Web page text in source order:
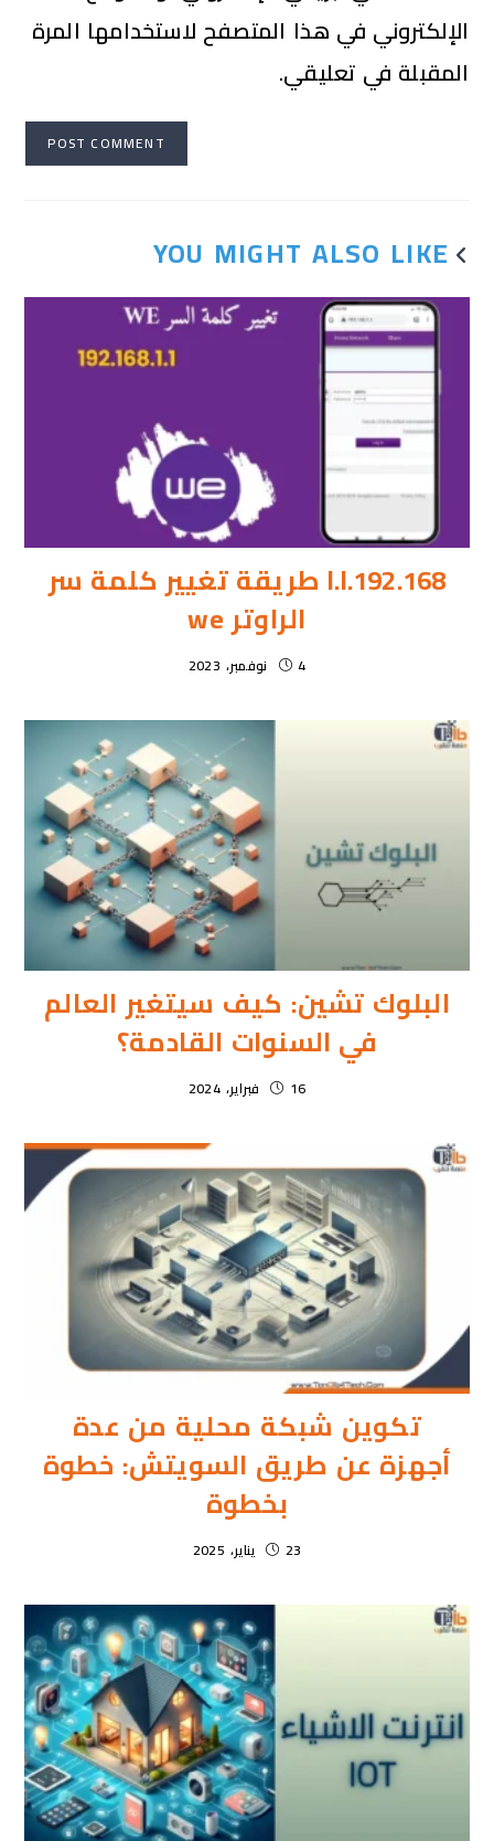
الإلكتروني في هذا المتصفح لاستخدامها المرة
المقبلة في تعليقي.
YOU MIGHT ALSO LIKE
192.168.l.l طريقة تغيير كلمة سر
الراوتر we
4 نوفمبر، 2023
البلوك تشين: كيف سيتغير العالم
في السنوات القادمة؟
16 فبراير، 2024
تكوين شبكة محلية من عدة
أجهزة عن طريق السويتش: خطوة
بخطوة
23 يناير، 2025